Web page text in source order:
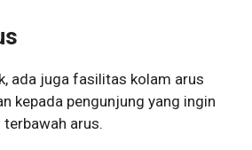
ada juga fasilitas kolam arus
kepada pengunjung yang ingin
arus.